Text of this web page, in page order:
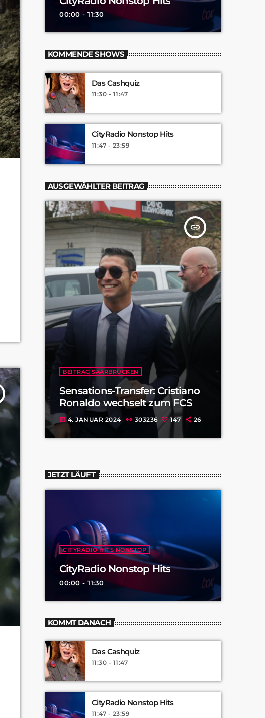
00:00 - 11:30
KOMMENDE SHOWS
Das Cashquiz
11:30 - 11:47
CityRadio Nonstop Hits
11:47 - 23:59
AUSGEWÄHLTER BEITRAG
insert_link
BEITRAG SAARBRÜCKEN
Sensations-Transfer: Cristiano
Ronaldo wechselt zum FCS
today 4. JANUAR 2024 303236 147 26
JETZT LÄUFT
CITYRADIO HITS NONSTOP
CityRadio Nonstop Hits
00:00 - 11:30
KOMMT DANACH
Das Cashquiz
11:30 - 11:47
CityRadio Nonstop Hits
11:47 - 23:59